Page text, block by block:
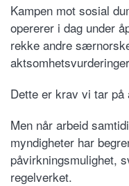
Kampen mot sosial
opererer i dag under
rekke andre
Dette er krav vi tar på
Men når arbeid
myndigheter har
påvirkningsmulighet,
regelverket.